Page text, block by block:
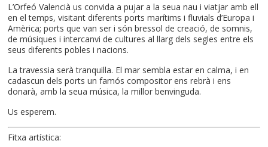
L’Orfeó Valencià us convida a pujar a la seua nau i viatjar amb ell
en el temps, visitant diferents ports marítims i fluvials d’Europa i
Amèrica; ports que van ser i són bressol de creació, de somnis,
de músiques i intercanvi de cultures al llarg dels segles entre els
seus diferents pobles i nacions.
La travessia serà tranquil·la. El mar sembla estar en calma, i en
cadascun dels ports un famós compositor ens rebrà i ens
donarà, amb la seua música, la millor benvinguda.
Us esperem.
Fitxa artística: